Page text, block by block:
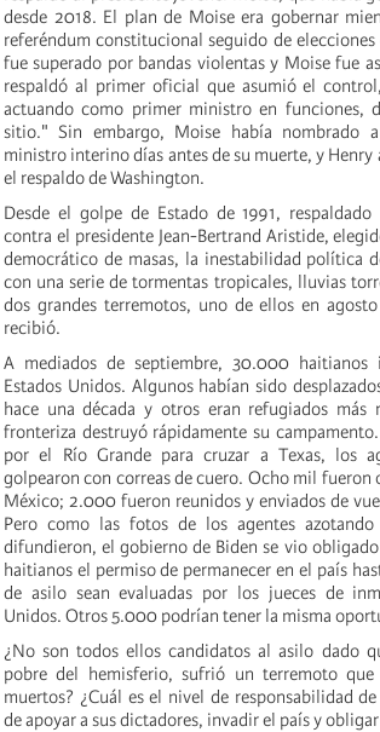
desde 2018. El plan de Moise era gobernar
referéndum constitucional seguido de
fue superado por bandas violentas y Moise fue
respaldó al primer oficial que asumió el
actuando como primer ministro en funciones,
sitio." Sin embargo, Moise había nombrado
ministro interino días antes de su muerte, y
el respaldo de Washington.
Desde el golpe de Estado de 1991,
contra el presidente Jean-Bertrand Aristide,
democrático de masas, la inestabilidad política
con una serie de tormentas tropicales, lluvias
dos grandes terremotos, uno de ellos en
recibió.
A mediados de septiembre, 30.000 haitianos
Estados Unidos. Algunos habían sido
hace una década y otros eran refugiados más
fronteriza destruyó rápidamente su
por el Río Grande para cruzar a Texas, los
golpearon con correas de cuero. Ocho mil fueron
México; 2.000 fueron reunidos y enviados de
Pero como las fotos de los agentes
difundieron, el gobierno de Biden se vio
haitianos el permiso de permanecer en el país
de asilo sean evaluadas por los jueces de
Unidos. Otros 5.000 podrían tener la misma
¿No son todos ellos candidatos al asilo dado
pobre del hemisferio, sufrió un terremoto
muertos? ¿Cuál es el nivel de responsabilidad
de apoyar a sus dictadores, invadir el país y